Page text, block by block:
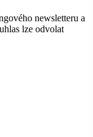
newsletteru a
lze odvolat